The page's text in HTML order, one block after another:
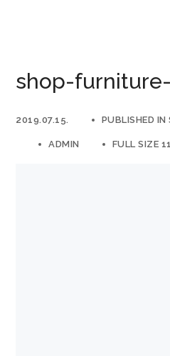
shop-furniture-
2019.07.15. PUBLISHED IN
ADMIN FULL SIZE